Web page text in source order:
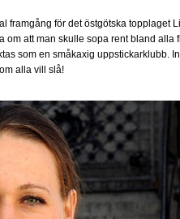
framgång för det östgötska topplaget
om att man skulle sopa rent bland alla
som en småkaxig uppstickarklubb.
alla vill slå!